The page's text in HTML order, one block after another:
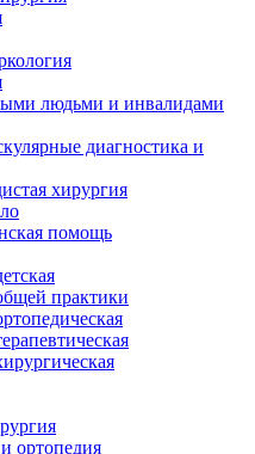
людьми и инвалидами
диагностика и
хирургия
помощь
практики
ортопедия